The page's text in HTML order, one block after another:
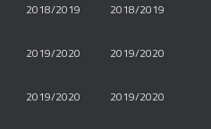
2018/2019 2018/2019
2019/2020 2019/2020
2019/2020 2019/2020